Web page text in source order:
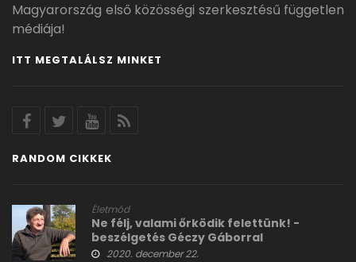
Magyarország első közösségi szerkesztésű független
médiája!
ITT MEGTALÁLSZ MINKET
RANDOM CIKKEK
Életmód
Ne félj, valami őrködik felettünk! -
beszélgetés Géczy Gáborral
2020. december 22.